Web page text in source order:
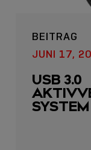
BEITRAG
JUNI 17,
USB 3.0
SYSTEM